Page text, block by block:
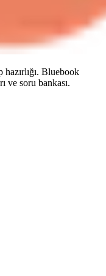
Bluebook
ve soru bankası.